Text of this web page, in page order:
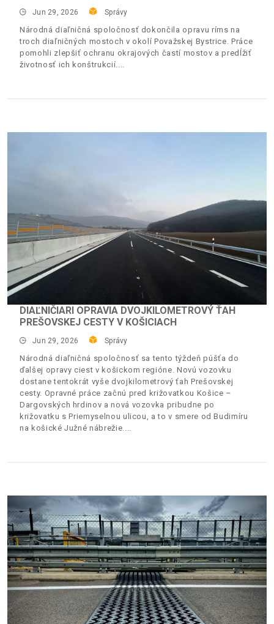
Jun 29, 2026 Správy
Národná diaľničná spoločnosť dokončila opravu ríms na
troch diaľničných mostoch v okolí Považskej Bystrice. Práce
pomohli zlepšiť ochranu okrajových častí mostov a predĺžiť
životnosť ich konštrukcií.
DIAĽNIČIARI OPRAVIA DVOJKILOMETROVÝ ŤAH
PREŠOVSKEJ CESTY V KOŠICIACH
Jun 29, 2026 Správy
Národná diaľničná spoločnosť sa tento týždeň púšťa do
ďalšej opravy ciest v košickom regióne. Novú vozovku
dostane tentokrát vyše dvojkilometrový ťah Prešovskej
cesty. Opravné práce začnú pred križovatkou Košice –
Dargovských hrdinov a nová vozovka pribudne po
križovatku s Priemyselnou ulicou, a to v smere od Budimíru
na košické Južné nábrežie.